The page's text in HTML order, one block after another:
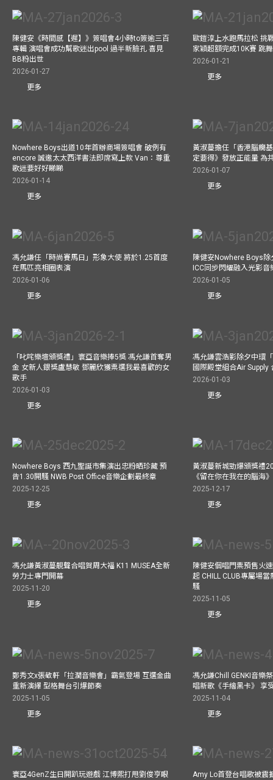
陳健安《時間感【遲】》簽唱會4小時to簽逾三百
專輯 演唱會成功幫歌迷出pool 過半新臉孔 喜見
BB粉出世
2026-01-27
更多
歐鎧淳上水跑馬拉松 挑
家穎超額完成10K賽 跳
2026-01-21
更多
Nowhere Boys出道10年首辦商場簽唱會 破例有
encore 誠邀太太西洋書法即席寫上款 Van：尊重
歌迷要好好睇睇
2026-01-14
更多
黃淑蔓擔任「香港腦癇
定要得》發放正能量 為
2026-01-07
更多
馮允謙任「時尚賽馬日」形象大使 將於1.25首度
在馬匹亮相圈表演
2026-01-06
更多
陳健安Nowhere Boys
ICC同步閃耀融入光影音
2026-01-05
更多
「叱咤樂壇頒獎禮」寰亞音樂捧5獎 馮允謙首奪男
金 女新人銀獎盧慧敏 鄧麗欣獲票選我最喜歡的女
歌手
2026-01-03
更多
馮允謙雲浩影除夕中環
國際殿堂組合Air Supply
2026-01-03
更多
Nowhere Boys 西九聖誕市集演出忠粉晒珍藏 預
告1.30開騷 NWB Post Office音樂企劃最終章
2025-12-25
更多
黃淑蔓新城勁爆頒獎禮
《留在你在我在的腦海
2025-12-17
更多
馮允謙黃淑蔓靚聲合唱賀周大福 K11 MUSEA全新
勞力士專門開幕
2025-11-20
更多
陳健安個唱門票預售火
起 CHILL CLUB專屬場
騷
2025-11-05
更多
鄭秀文x張敬軒「拉濶音樂會」霸氣登場 互選金曲
重新演繹 型格舞台引爆節奏
2025-11-05
更多
馮允謙Chill GENKI音樂
唱新歌《手繪黑卡》 享
2025-11-04
更多
寰亞4GenZ生日開趴玩遊戲 江博熙打甩劉俊亨眼
Amy Lo首登台唱歌被震